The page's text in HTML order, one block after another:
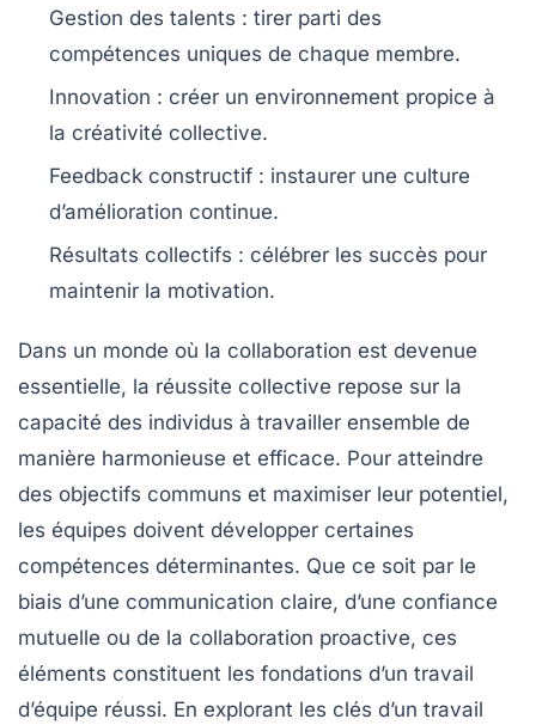
Gestion des talents : tirer parti des
compétences uniques de chaque membre.
Innovation : créer un environnement propice à
la créativité collective.
Feedback constructif : instaurer une culture
d’amélioration continue.
Résultats collectifs : célébrer les succès pour
maintenir la motivation.
Dans un monde où la collaboration est devenue
essentielle, la réussite collective repose sur la
capacité des individus à travailler ensemble de
manière harmonieuse et efficace. Pour atteindre
des objectifs communs et maximiser leur potentiel,
les équipes doivent développer certaines
compétences déterminantes. Que ce soit par le
biais d’une communication claire, d’une confiance
mutuelle ou de la collaboration proactive, ces
éléments constituent les fondations d’un travail
d’équipe réussi. En explorant les clés d’un travail